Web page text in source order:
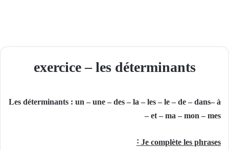
exercice – les déterminants
Les déterminants : un – une – des – la – les – le – de – dans– à
– et – ma – mon – mes
Je complète les phrases
˸